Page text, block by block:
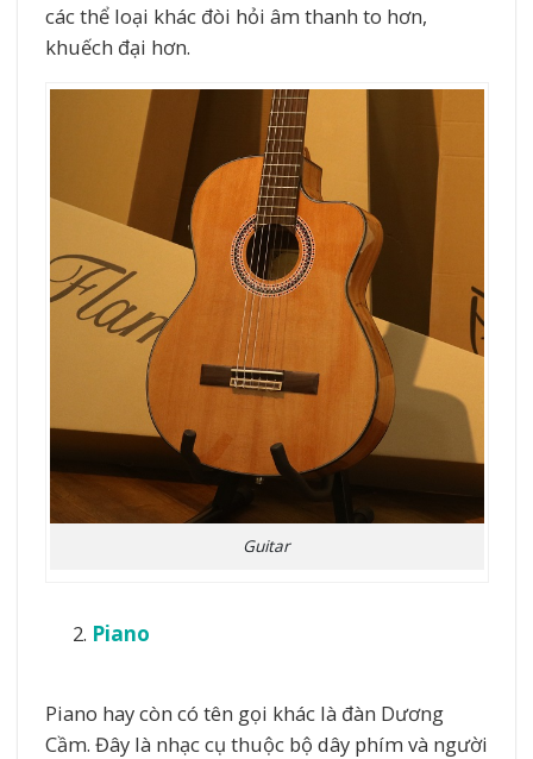
các thể loại khác đòi hỏi âm thanh to hơn,
khuếch đại hơn.
Guitar
Piano
Piano hay còn có tên gọi khác là đàn Dương
Cầm. Đây là nhạc cụ thuộc bộ dây phím và người